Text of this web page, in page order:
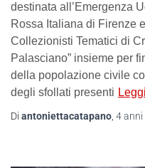
destinata all’Emergenza
Rossa Italiana di Firenze
Collezionisti Tematici di
Palasciano” insieme per
della popolazione civile
degli sfollati presenti
Di antoniettacatapano, 4 anni